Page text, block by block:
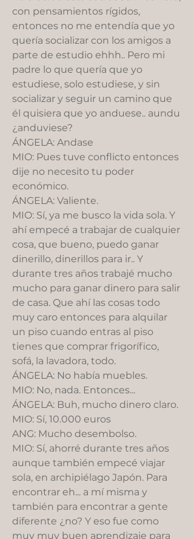
con pensamientos rígidos,
entonces no me entendía que yo
quería socializar con los amigos a
parte de estudio ehhh.. Pero mi
padre lo que quería que yo
estudiese, solo estudiese, y sin
socializar y seguir un camino que
él quisiera que yo anduese.. aundu
¿anduviese?
ÁNGELA: Andase
MIO: Pues tuve conflicto entonces
dije no necesito tu poder
económico.
ÁNGELA: Valiente.
MIO: Sí, ya me busco la vida sola. Y
ahí empecé a trabajar de cualquier
cosa, que bueno, puedo ganar
dinerillo, dinerillos para ir.. Y
durante tres años trabajé mucho
mucho para ganar dinero para salir
de casa. Que ahí las cosas todo
muy caro entonces para alquilar
un piso cuando entras al piso
tienes que comprar frigorífico,
sofá, la lavadora, todo.
ÁNGELA: No había muebles.
MIO: No, nada. Entonces...
ÁNGELA: Buh, mucho dinero claro.
MIO: Sí, 10.000 euros
ANG: Mucho desembolso.
MIO: Sí, ahorré durante tres años
aunque también empecé viajar
sola, en archipiélago Japón. Para
encontrar eh... a mí misma y
también para encontrar a gente
diferente ¿no? Y eso fue como
muy muy buen aprendizaje para